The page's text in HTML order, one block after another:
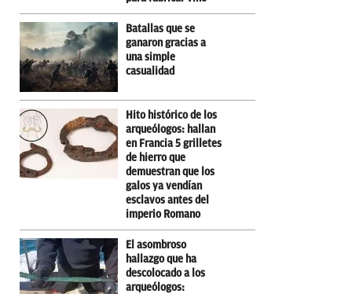
Batallas que se
ganaron gracias a
una simple
casualidad
Hito histórico de los
arqueólogos: hallan
en Francia 5 grilletes
de hierro que
demuestran que los
galos ya vendían
esclavos antes del
imperio Romano
El asombroso
hallazgo que ha
descolocado a los
arqueólogos: